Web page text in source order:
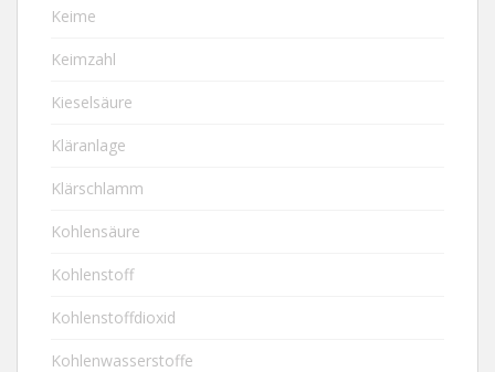
Keime
Keimzahl
Kieselsäure
Kläranlage
Klärschlamm
Kohlensäure
Kohlenstoff
Kohlenstoffdioxid
Kohlenwasserstoffe